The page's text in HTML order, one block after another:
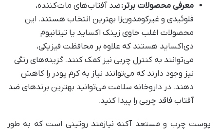
معرفی محصولات برتر:ضد آفتاب‌های مات‌کننده،
فلوئیدی و غیرکومدون‌زا بهترین انتخاب هستند. این
محصولات اغلب حاوی زینک اکساید یا تیتانیوم
دی‌اکساید هستند که علاوه بر محافظت فیزیکی،
می‌توانند به کنترل چربی نیز کمک کنند. گزینه‌های رنگی
نیز وجود دارند که می‌توانند نیاز به کرم پودر را کاهش
دهند. در داروخانه سلامت می‌توانید بهترین برندهای ضد
آفتاب فاقد چربی را پیدا کنید.
پوست چرب و مستعد آکنه نیازمند روتینی است که به طور